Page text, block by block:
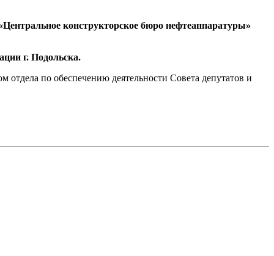
конструкторское бюро нефтеаппаратуры»
г. Подольска.
отдела по обеспечению деятельности Совета депутатов и